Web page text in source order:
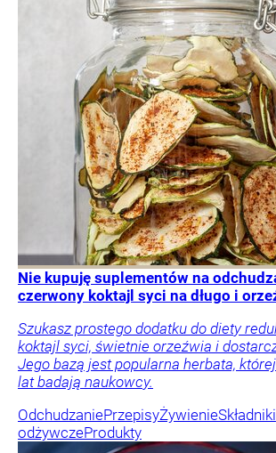
Nie kupuję suplementów na
czerwony koktajl syci na długo i
Szukasz prostego dodatku do diety
koktajl syci, świetnie orzeźwia i
Jego bazą jest popularna herbata,
lat badają naukowcy.
OdchudzaniePrzepisyŻywienieSkładniki
odżywczeProdukty